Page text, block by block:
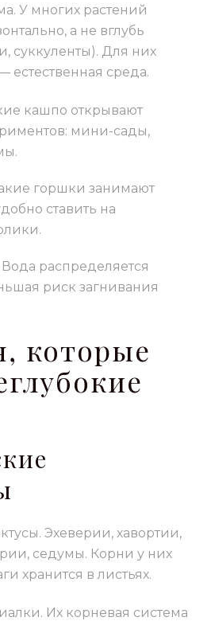
У многих растений
а не вглубь
суккуленты). Для них
естественная среда.
кашпо открывают
мини-сады,
горшки занимают
ставить на
распределяется
риск загнивания
которые
Эхеверии, хавортии,
седумы. Корни у них
хранится в листьях.
Их корневая система